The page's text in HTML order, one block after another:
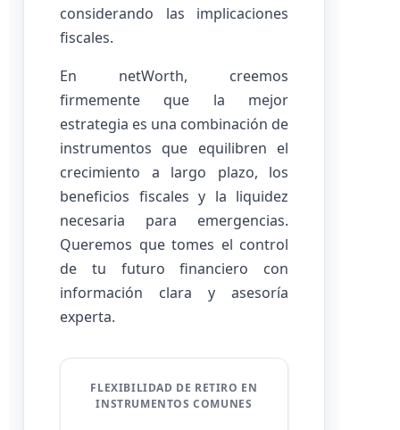
considerando las implicaciones
fiscales.
En netWorth, creemos
firmemente que la mejor
estrategia es una combinación de
instrumentos que equilibren el
crecimiento a largo plazo, los
beneficios fiscales y la liquidez
necesaria para emergencias.
Queremos que tomes el control
de tu futuro financiero con
información clara y asesoría
experta.
FLEXIBILIDAD DE RETIRO EN
INSTRUMENTOS COMUNES